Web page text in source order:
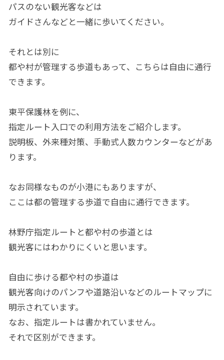
パスのない観光客などは
ガイドさんなどと一緒に歩いてください。
それとは別に
都や村が管理する歩道もあって、こちらは自由に通行
できます。
東平保護林を例に、
指定ルート入口での利用方法をご紹介します。
説明板、外来種対策、手動式人数カウンターなどがあ
ります。
なお同様なものが小港にもありますが、
ここは都の管理する歩道で自由に通行できます。
林野庁指定ルートと都や村の歩道とは
観光客にはわかりにくいと思います。
自由に歩ける都や村の歩道は
観光客向けのパンフや道路沿いなどのルートマップに
明示されています。
なお、指定ルートは書かれていません。
それで区別ができます。